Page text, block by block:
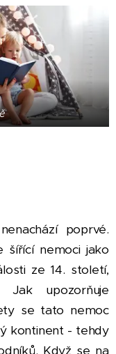
poprvé.
šířící nemoci jako
ze 14. století,
upozorňuje
se tato nemoc
kontinent - tehdy
Když se na